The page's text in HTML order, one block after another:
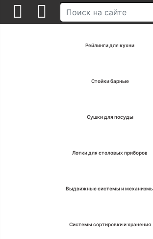
Рейлинги для кухни
Стойки барные
Сушки для посуды
Лотки для столовых приборов
Выдвижные системы и
Системы сортировки и хранения